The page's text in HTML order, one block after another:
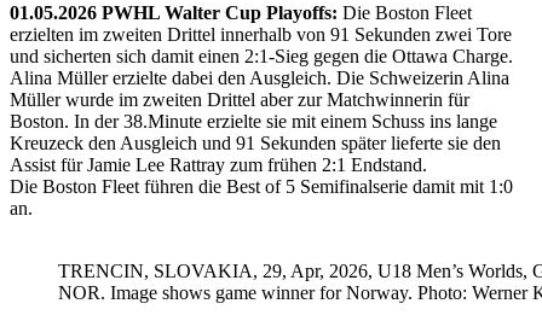
01.05.2026 PWHL Walter Cup Playoffs: Die Boston Fleet
erzielten im zweiten Drittel innerhalb von 91 Sekunden zwei Tore
und sicherten sich damit einen 2:1-Sieg gegen die Ottawa Charge.
Alina Müller erzielte dabei den Ausgleich. Die Schweizerin Alina
Müller wurde im zweiten Drittel aber zur Matchwinnerin für
Boston. In der 38.Minute erzielte sie mit einem Schuss ins lange
Kreuzeck den Ausgleich und 91 Sekunden später lieferte sie den
Assist für Jamie Lee Rattray zum frühen 2:1 Endstand.
Die Boston Fleet führen die Best of 5 Semifinalserie damit mit 1:0
an.
TRENCIN, SLOVAKIA, 29, Apr, 2026, U18 Men’s Worlds,
NOR. Image shows game winner for Norway. Photo: Werner